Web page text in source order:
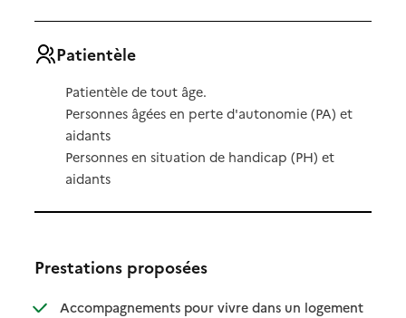
Patientèle
Patientèle de tout âge.
Personnes âgées en perte d'autonomie (PA) et
aidants
Personnes en situation de handicap (PH) et
aidants
Prestations proposées
Accompagnements pour vivre dans un logement
:
: non